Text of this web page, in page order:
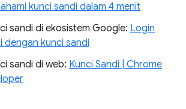
kunci sandi dalam 4 menit
sandi di ekosistem Google: Login
dengan kunci sandi
sandi di web: Kunci Sandi | Chrome